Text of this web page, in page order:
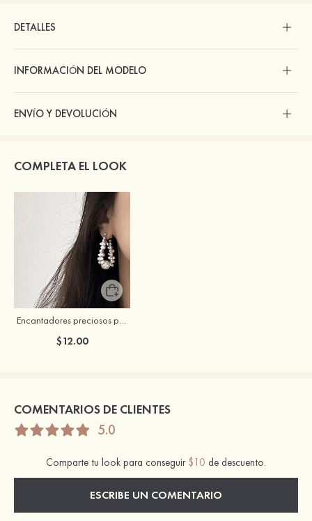
DETALLES
INFORMACIÓN DEL MODELO
ENVÍO Y DEVOLUCIÓN
COMPLETA EL LOOK
Encantadores preciosos perla pendientes
$12.00
COMENTARIOS DE CLIENTES
5.0
Comparte tu look para conseguir $10 de descuento.
ESCRIBE UN COMENTARIO